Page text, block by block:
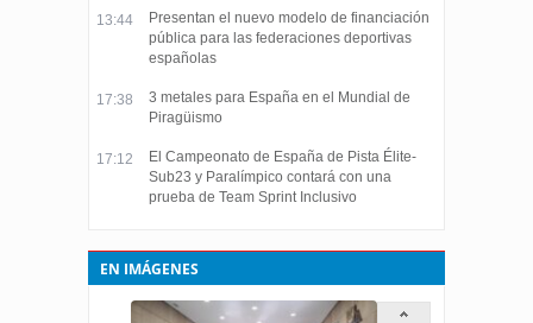
13:44
Presentan el nuevo modelo de financiación
pública para las federaciones deportivas
españolas
17:38
3 metales para España en el Mundial de
Piragüismo
17:12
El Campeonato de España de Pista Élite-
Sub23 y Paralímpico contará con una
prueba de Team Sprint Inclusivo
EN IMÁGENES